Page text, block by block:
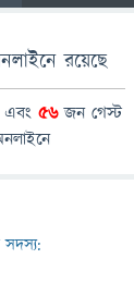
রয়েছে
56জন গেস্ট
সদস্য: